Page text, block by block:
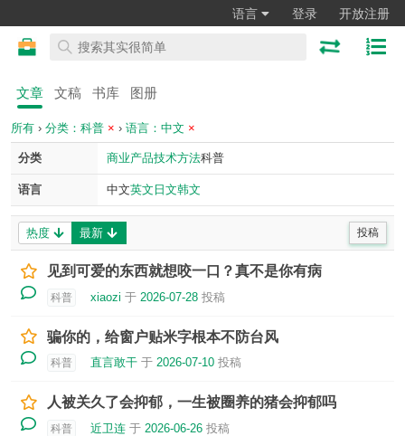
语言 登录 开放注册
文章 文稿 书库 图册
所有 › 分类：科普 × › 语言：中文 ×
分类 商业产品技术方法科普
语言 中文英文 日文韩文
热度 最新 投稿
见到可爱的东西就想咬一口？真不是你有病
科普 xiaozi 于 2026-07-28 投稿
骗你的，给窗户贴米字根本不防台风
科普 直言敢干 于 2026-07-10 投稿
人被关久了会抑郁，一生被圈养的猪会抑郁吗
科普 近卫连 于 2026-06-26 投稿